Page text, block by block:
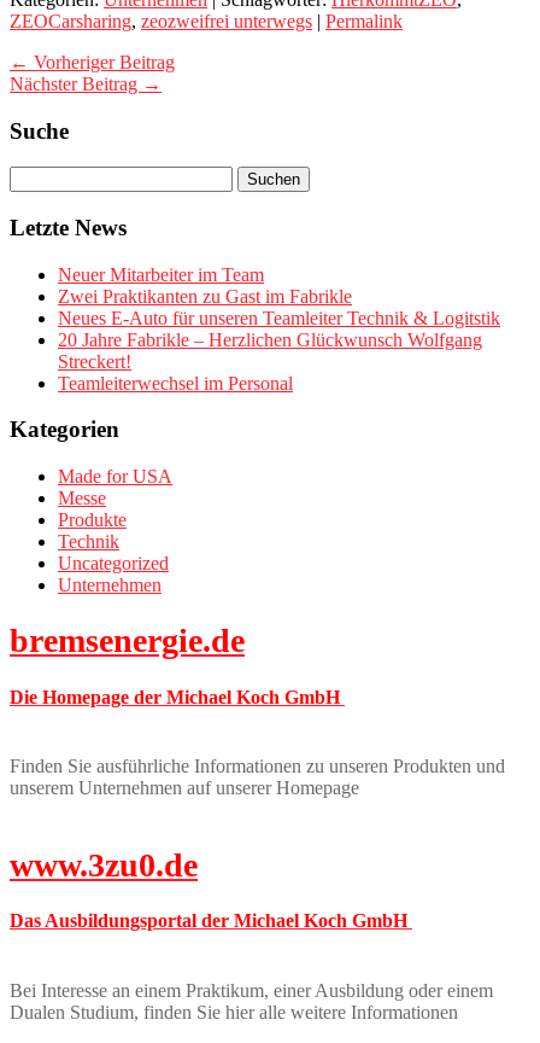
ZEOCarsharing, zeozweifrei unterwegs | Permalink
← Vorheriger Beitrag
Nächster Beitrag →
Suche
Letzte News
Neuer Mitarbeiter im Team
Zwei Praktikanten zu Gast im Fabrikle
Neues E-Auto für unseren Teamleiter Technik & Logitstik
20 Jahre Fabrikle – Herzlichen Glückwunsch Wolfgang
Streckert!
Teamleiterwechsel im Personal
Kategorien
Made for USA
Messe
Produkte
Technik
Uncategorized
Unternehmen
bremsenergie.de
Die Homepage der Michael Koch GmbH
Finden Sie ausführliche Informationen zu unseren Produkten und
unserem Unternehmen auf unserer Homepage
www.3zu0.de
Das Ausbildungsportal der Michael Koch GmbH
Bei Interesse an einem Praktikum, einer Ausbildung oder einem
Dualen Studium, finden Sie hier alle weitere Informationen